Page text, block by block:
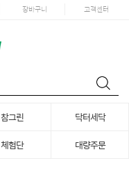
장바구니 고객센터
참그린
닥터세닥
체험단 대량주문